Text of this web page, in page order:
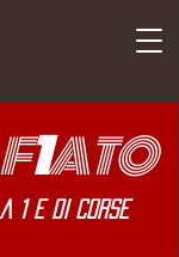
F1ATO
1 e di corse